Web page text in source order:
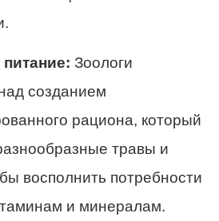
Зоологи
созданием
рациона, который
травы и
восполнить потребности
и минералам.